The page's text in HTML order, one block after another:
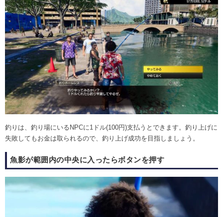
釣りは、釣り場にいるNPCに1ドル(100円)支払うとできます。釣り上げに
失敗してもお金は取られるので、釣り上げ成功を目指しましょう。
魚影が範囲内の中央に入ったらボタンを押す